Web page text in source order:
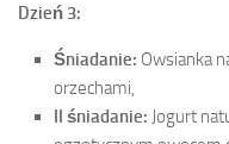
Dzień 3:
Śniadanie: Owsianka
orzechami,
II śniadanie: Jogurt